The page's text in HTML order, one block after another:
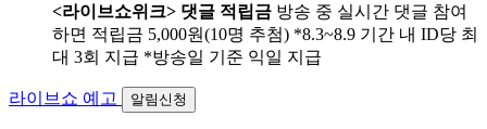
<라이브쇼위크> 댓글 적립금 방송 중 실시간 댓글 참여
하면 적립금 5,000원(10명 추첨) *8.3~8.9 기간 내 ID당 최
대 3회 지급 *방송일 기준 익일 지급
라이브쇼 예고 알림신청